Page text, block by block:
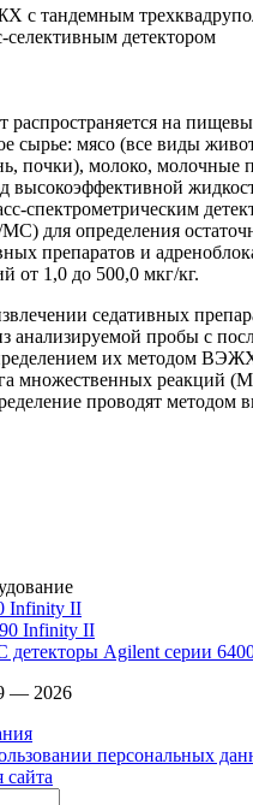
с тандемным
селективным детектором
распространяется на
сырье: мясо (все виды
почки), молоко, молочные
высокоэффективной
спектрометрическим
для определения
препаратов и
от 1,0 до 500,0 мкг/кг.
седативных
анализируемой пробы с
их методом
множественных реакций
проводят методом
Infinity II
Infinity II
Agilent серии
— 2026
персональных